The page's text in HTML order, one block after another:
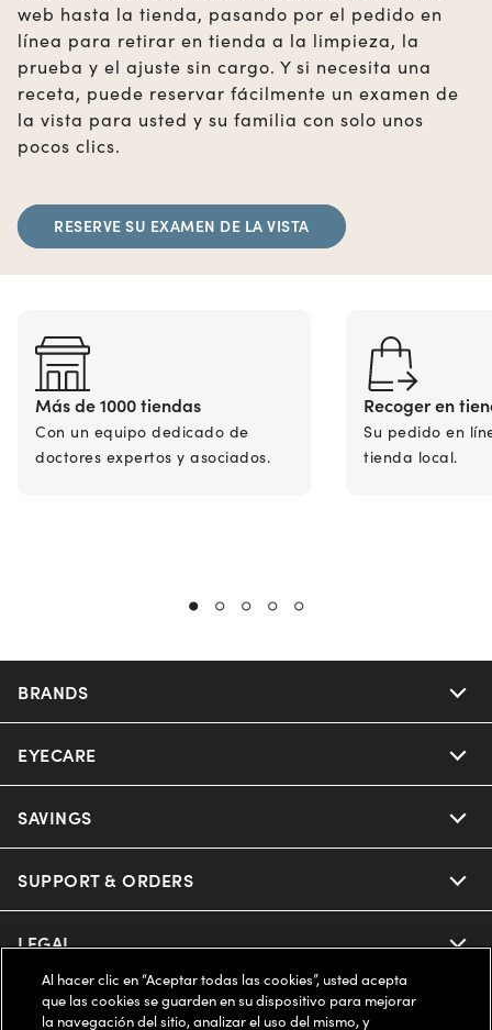
web hasta la tienda, pasando por el pedido en
línea para retirar en tienda a la limpieza, la
prueba y el ajuste sin cargo. Y si necesita una
receta, puede reservar fácilmente un examen de
la vista para usted y su familia con solo unos
pocos clics.
RESERVE SU EXAMEN DE LA VISTA
Más de 1000 tiendas
Con un equipo dedicado de
doctores expertos y asociados.
Recoger en
Su pedido en
tienda local.
BRANDS
Nuance Audio
Ray-Ban
Oakley
Oakley Meta
EYECARE
Our Eyeglasses
Our Sunglasses
Our Contact Lenses
Ray-Ban | Meta
SAVINGS
Offers & Discount
Insurance
FSA & HSA
SUPPORT & ORDERS
Help Center
Online Order Status
LEGAL
Privacy Policy
COMPANY INFO
Al hacer clic en “Aceptar todas las cookies”, usted acepta
que las cookies se guarden en su dispositivo para mejorar
la navegación del sitio, analizar el uso del mismo, y